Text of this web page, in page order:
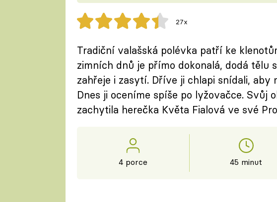
27x
Tradiční valašská polévka patří ke
zimních dnů je přímo dokonalá, dodá tělu
zahřeje i zasytí. Dříve ji chlapi snídali, aby
Dnes ji oceníme spíše po lyžovačce. Svůj
zachytila herečka Květa Fialová ve své
4 porce 45 minut